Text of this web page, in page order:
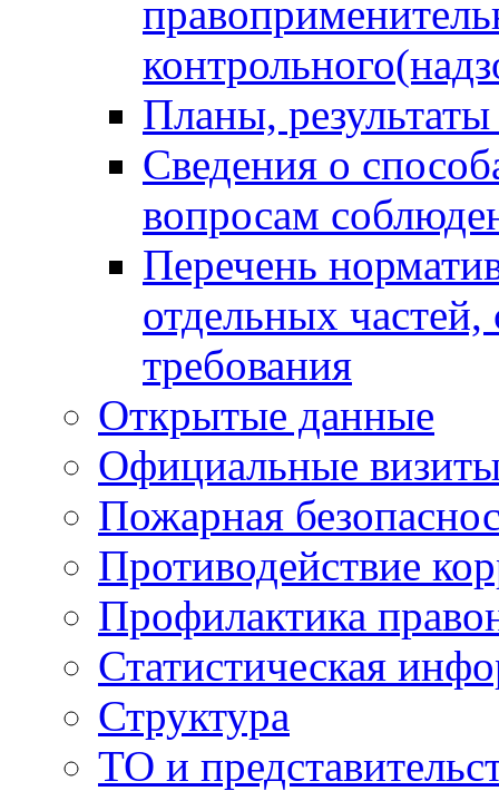
Планы,
Сведения о
вопросам
Перечень
отдельных
требования
Открытые данные
Официальные
Пожарная
Противодействие
Профилактика
Статистическая
Структура
ТО и